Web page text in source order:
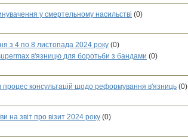
у смертельному насильстві (0)
з 4 по 8 листопада 2024 року (0)
в'язницю для боротьби з бандами (0)
консультацій щодо реформування в'язниць (0)
на звіт про візит 2024 року (0)